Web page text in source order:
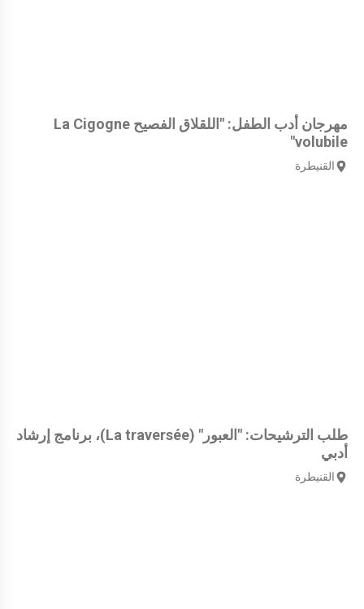
مهرجان أدب الطفل: "اللقلاق الفصيح La Cigogne
volubile"
القنيطرة
طلب الترشيحات: "العبور" (La traversée)، برنامج إرشاد
أدبي
القنيطرة